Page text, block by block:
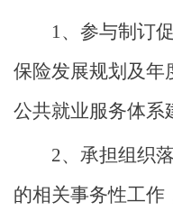
1、 参与制订
保险发展规划及年
公共就业服务体系
2、 承担组织
的相关事务性工作